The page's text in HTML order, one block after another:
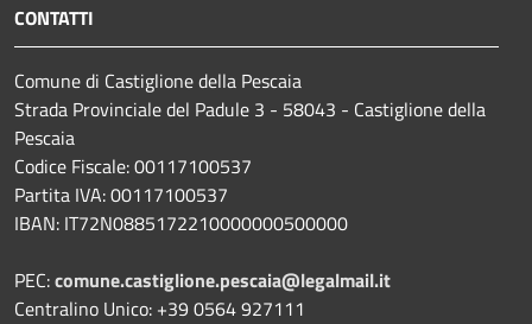
CONTATTI
Comune di Castiglione della Pescaia
Strada Provinciale del Padule 3 - 58043 - Castiglione della
Pescaia
Codice Fiscale: 00117100537
Partita IVA: 00117100537
IBAN: IT72N0885172210000000500000
PEC:comune.castiglione.pescaia@legalmail.it
Centralino Unico: +39 0564 927111